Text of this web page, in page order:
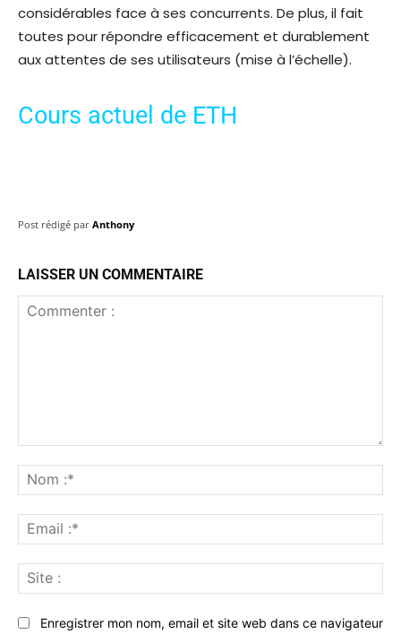
considérables face à ses concurrents. De plus, il fait
toutes pour répondre efficacement et durablement
aux attentes de ses utilisateurs (mise à l’échelle).
Cours actuel de ETH
Post rédigé par Anthony
LAISSER UN COMMENTAIRE
:*
:*
:
Enregistrer mon nom, email et site web dans ce navigateur